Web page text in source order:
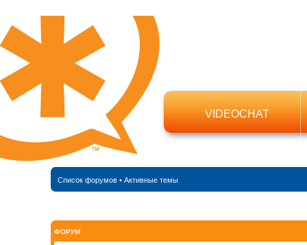
VIDEOCHAT
Список форумов• Активные темы
ФОРУМ